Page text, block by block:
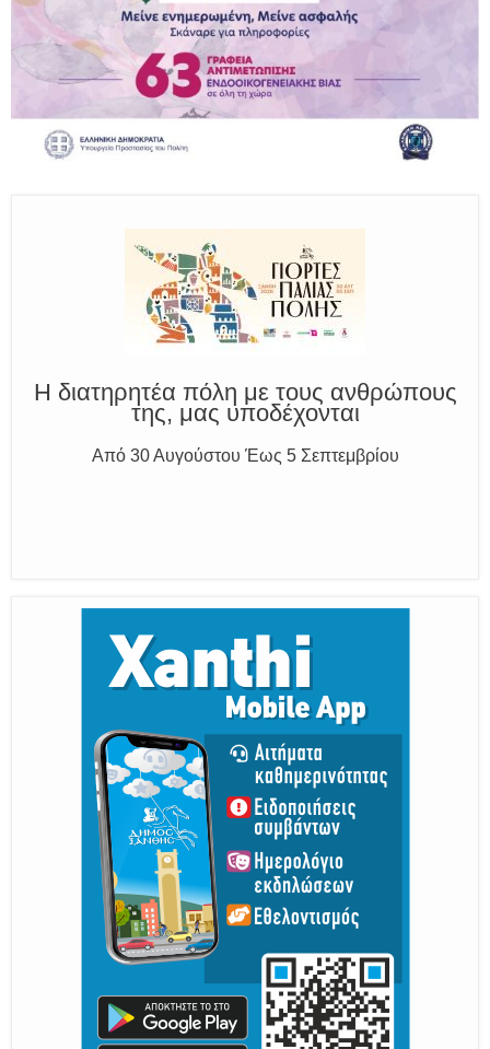
Η διατηρητέα πόλη με τους ανθρώπους
της, μας υποδέχονται
Από 30 Αυγούστου Έως 5 Σεπτεμβρίου
Παραμένουμε Προσεκτικοί
Καλούμε Άμεσα την Πυροσβεστική στο 199 ή στο 112
και δίνουμε σαφείς πληροφορίες